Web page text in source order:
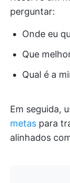
perguntar:
Onde eu
Que
Qual é a
Em seguida,
metas para
alinhados